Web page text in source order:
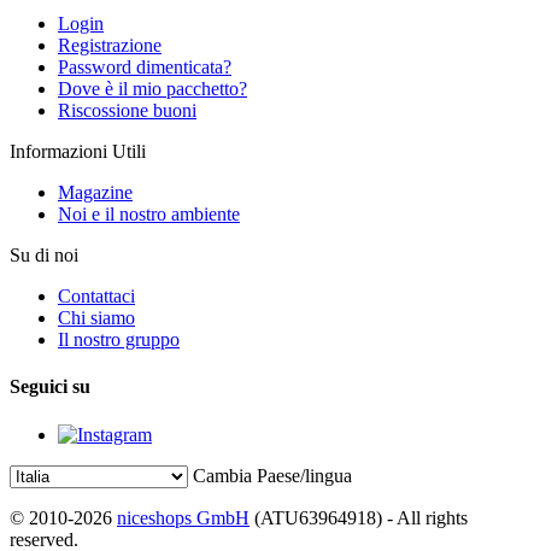
Login
Registrazione
Password dimenticata?
Dove è il mio pacchetto?
Riscossione buoni
Informazioni Utili
Magazine
Noi e il nostro ambiente
Su di noi
Contattaci
Chi siamo
Il nostro gruppo
Seguici su
Cambia Paese/lingua
© 2010-2026 niceshops GmbH (ATU63964918) - All rights
reserved.